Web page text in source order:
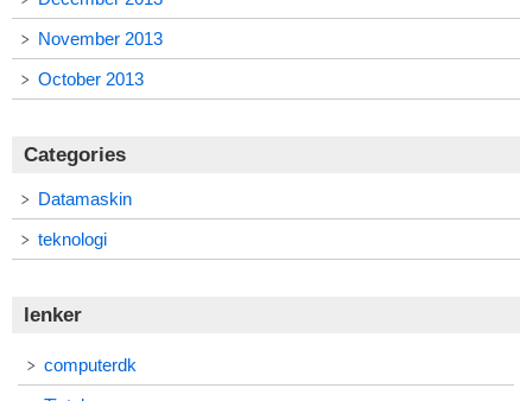
November 2013
October 2013
Categories
Datamaskin
teknologi
lenker
computerdk